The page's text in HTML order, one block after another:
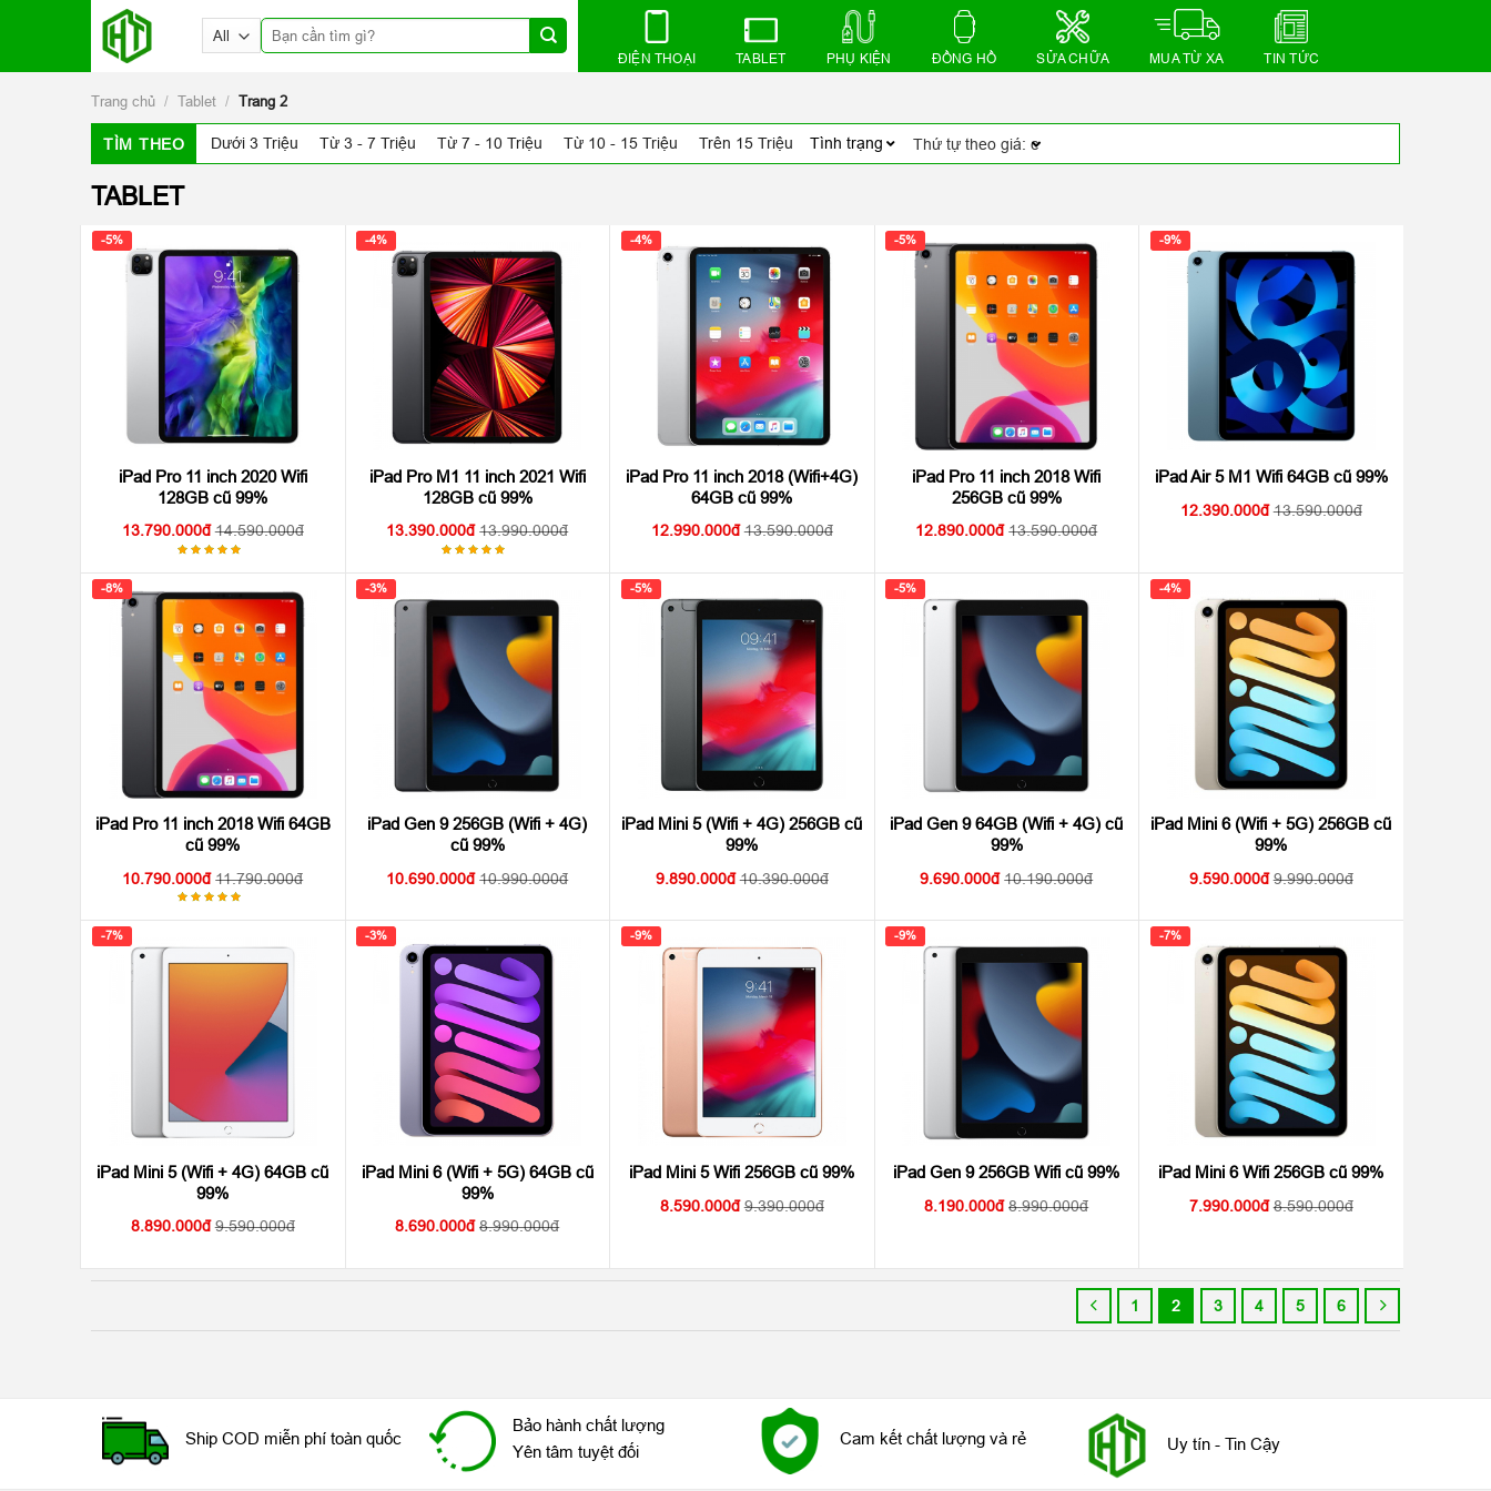
Tìm
kiếm:
ĐIỆN THOẠI TABLET PHỤ KIỆN ĐỒNG HỒ SỬA CHỮA MUA TỪ XA TIN TỨC
Trang chủ / Tablet / Trang 2
TÌM THEO Dưới 3 Triệu Từ 3 - 7 Triệu Từ 7 - 10 Triệu Từ 10 - 15 Triệu Trên 15 Triệu Tình trạng
TABLET
-5%
iPad Pro 11 inch 2020 Wifi
128GB cũ 99%
13.790.000 14.590.000
xếp hạng
sao
-4%
iPad Pro M1 11 inch 2021 Wifi
128GB cũ 99%
13.390.000 13.990.000
xếp hạng
-4%
iPad Pro 11 inch 2018 (Wifi+4G)
64GB cũ 99%
12.990.000 13.590.000
-5%
iPad Pro 11 inch 2018 Wifi
256GB cũ 99%
12.890.000 13.590.000
-9%
iPad Air 5 M1 Wifi 64GB cũ 99%
12.390.000 13.590.000
-8%
iPad Pro 11 inch 2018 Wifi 64GB
cũ 99%
10.790.000 11.790.000
xếp hạng
-3%
iPad Gen 9 256GB (Wifi + 4G)
cũ 99%
10.690.000 10.990.000
-5%
iPad Mini 5 (Wifi + 4G) 256GB cũ
99%
9.890.000 10.390.000
-5%
iPad Gen 9 64GB (Wifi + 4G) cũ
99%
9.690.000 10.190.000
-4%
iPad Mini 6 (Wifi + 5G) 256GB cũ
99%
9.590.000 9.990.000
-7%
iPad Mini 5 (Wifi + 4G) 64GB cũ
99%
8.890.000 9.590.000
-3%
iPad Mini 6 (Wifi + 5G) 64GB cũ
99%
8.690.000 8.990.000
-9%
iPad Mini 5 Wifi 256GB cũ 99%
8.590.000 9.390.000
-9%
iPad Gen 9 256GB Wifi cũ 99%
8.190.000 8.990.000
-7%
iPad Mini 6 Wifi 256GB cũ 99%
7.990.000 8.590.000
1 2 3 4 5 6
Ship COD miễn phí toàn quốc
Bảo hành chất lượng
Yên tâm tuyệt đối
Cam kết chất lượng và rẻ Uy tín - Tin Cậy